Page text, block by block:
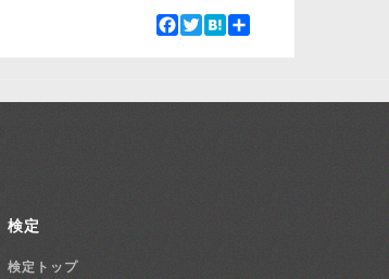
Facebook
TwitterHatena
検定
検定トップ